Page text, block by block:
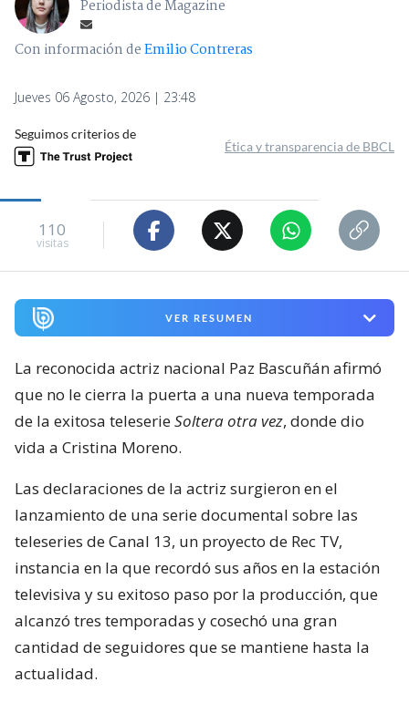
Periodista de Magazine
Con información deEmilio Contreras
Jueves 06 Agosto, 2026 | 23:48
Seguimos criterios de
Ética y transparencia de BBCL
110
visitas
VER RESUMEN
La reconocida actriz nacional Paz Bascuñán afirmó
que no le cierra la puerta a una nueva temporada
de la exitosa teleserieSoltera otra vez, donde dio
vida a Cristina Moreno.
Las declaraciones de la actriz surgieron en el
lanzamiento de una serie documental sobre las
teleseries de Canal 13, un proyecto de Rec TV,
instancia en la que recordó sus años en la estación
televisiva y su exitoso paso por la producción, que
alcanzó tres temporadas y cosechó una gran
cantidad de seguidores que se mantiene hasta la
actualidad.